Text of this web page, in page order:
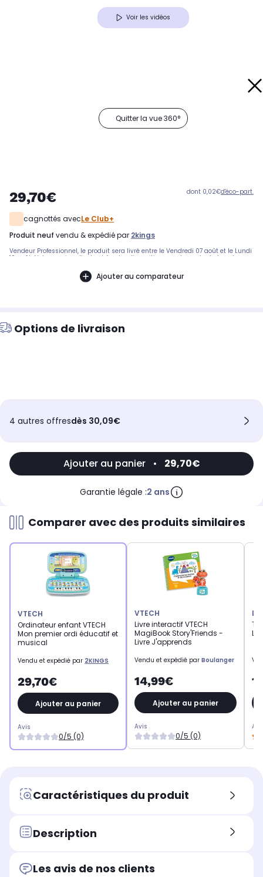
Voir les vidéos
Quitter la vue 360°
29,70€ dont 0,02€d'éco-part.
cagnottés avecLe Club+
produit neuf vendu & expédié par 2kings
Vendeur Professionnel, le produit sera livré entre le Vendredi 07 août et le Lundi
10 août. Notre service client est à votre disposition avant, pendant et après
Ajouter au comparateur
Options de livraison
4 autres offresdès 30,09€
Ajouter au panier • 29,70€
Garantie légale :2 ans
Comparer avec des produits similaires
VTECH
Ordinateur enfant VTECH
Mon premier ordi éducatif et
musical
Vendu et expédié par 2KINGS
29,70€
Ajouter au panier
Avis
0/5 (0)
VTECH
Livre interactif VTECH
MagiBook Story'Friends -
Livre J'apprends
Vendu et expédié par Boulanger
14,99€
Ajouter au panier
Avis
0/5 (0)
Caractéristiques du produit
Description
Les avis de nos clients